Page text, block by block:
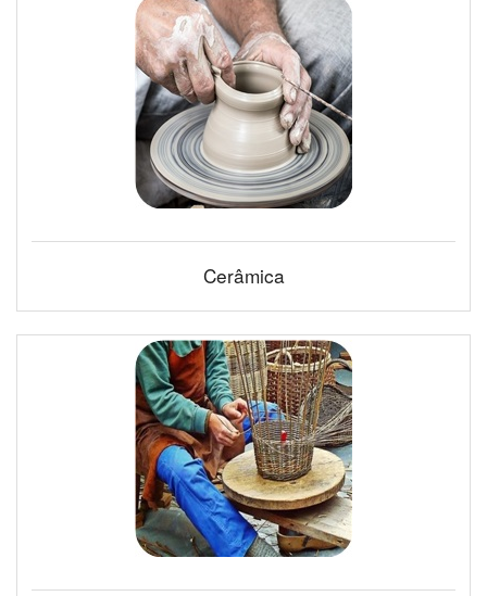
Cerâmica